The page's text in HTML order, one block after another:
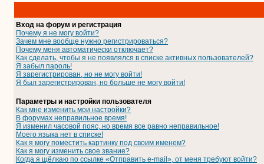
Вход на форум и регистрация
Почему я не могу войти?
Зачем мне вообще нужно регистрироваться?
Почему меня автоматически отключает?
Как сделать, чтобы я не появлялся в списке активных пользователей?
Я забыл пароль!
Я зарегистрирован, но не могу войти!
Я был зарегистрирован, но больше не могу войти!
Параметры и настройки пользователя
Как мне изменить мои настройки?
В форумах неправильное время!
Я изменил часовой пояс, но время все равно неправильное!
Моего языка нет в списке!
Как я могу поместить картинку под своим именем?
Как я могу изменить свое звание?
Когда я щёлкаю по ссылке «Отправить e-mail», от меня требуют войти?